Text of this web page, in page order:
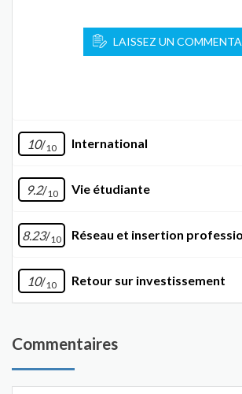
LAISSEZ UN
10/10 International
9.2/10 Vie étudiante
8.23/10 Réseau et insertion
10/10 Retour sur investissement
Commentaires